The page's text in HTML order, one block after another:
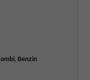
Benzin